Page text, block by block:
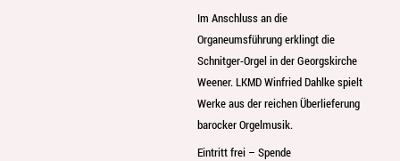
Im Anschluss an die
Organeumsführung erklingt die
Schnitger-Orgel in der Georgskirche
Weener. LKMD Winfried Dahlke spielt
Werke aus der reichen Überlieferung
barocker Orgelmusik.
Eintritt frei – Spende